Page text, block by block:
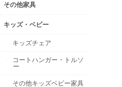
その他家具
キッズ・ベビー
キッズチェア
コートハンガー・トルソ
ー
その他キッズベビー家具